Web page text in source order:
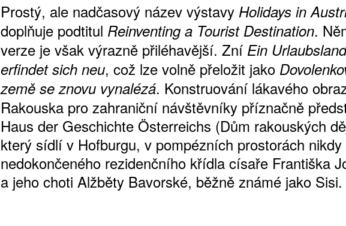
Prostý, ale nadčasový název výstavy Holidays in
doplňuje podtitul Reinventing a Tourist Destination.
verze je však výrazně přiléhavější. Zní Ein Urlaubsland
erfindet sich neu, což lze volně přeložit jako
země se znovu vynalézá. Konstruování lákavého
Rakouska pro zahraniční návštěvníky příznačně
Haus der Geschichte Österreichs (Dům rakouských
který sídlí v Hofburgu, v pompézních prostorách nikdy
nedokončeného rezidenčního křídla císaře Františka
a jeho choti Alžběty Bavorské, běžně známé jako Sisi.